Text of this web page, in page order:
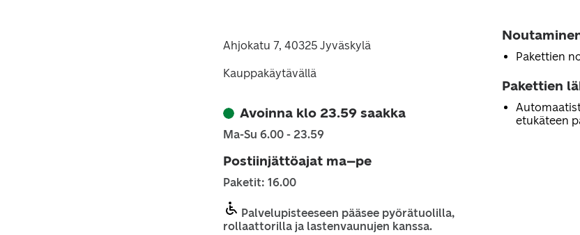
Ahjokatu 7, 40325 Jyväskylä
Kauppakäytävällä
Avoinna klo 23.59 saakka
Ma-Su 6.00 - 23.59
Postiinjättöajat ma–pe
Paketit: 16.00
Palvelupisteeseen pääsee pyörätuolilla,
rollaattorilla ja lastenvaunujen kanssa.
Pakettien
Pakettien
etukäteen